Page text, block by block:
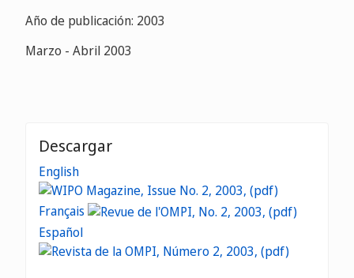
Año de publicación: 2003
Marzo - Abril 2003
Descargar
English
Français
Español